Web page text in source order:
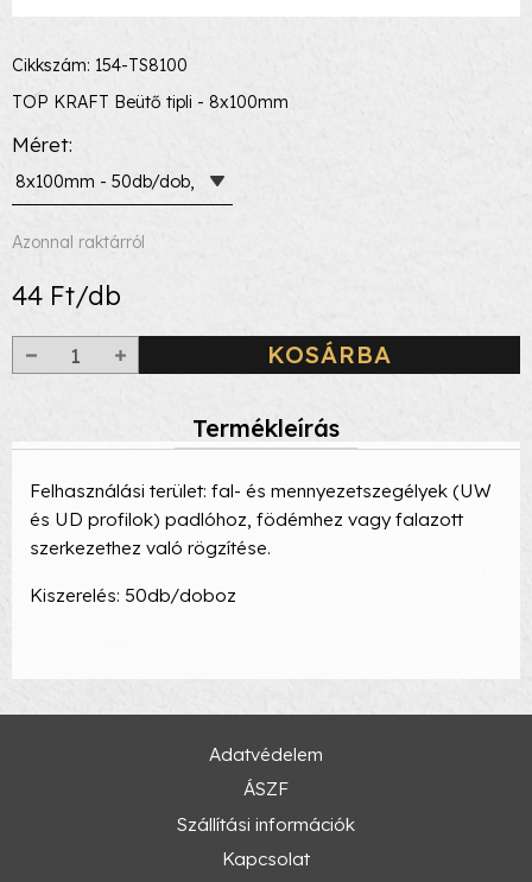
Cikkszám: 154-TS8100
TOP KRAFT Beütő tipli - 8x100mm
Méret
8x100mm - 50db/dob,
Azonnal raktárról
44 Ft/db
KOSÁRBA
Termékleírás
Felhasználási terület: fal- és mennyezetszegélyek (UW
és UD profilok) padlóhoz, födémhez vagy falazott
szerkezethez való rögzítése.
Kiszerelés: 50db/doboz
Adatvédelem
ÁSZF
Szállítási információk
Kapcsolat